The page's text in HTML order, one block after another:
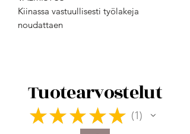
Kiinassa vastuullisesti työlakeja
noudattaen
Tuotearvostelut
★ ★ ★ ★ ★ 1
1